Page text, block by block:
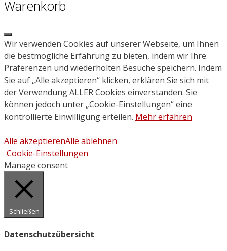
Warenkorb
Close
Wir verwenden Cookies auf unserer Webseite, um Ihnen
die bestmögliche Erfahrung zu bieten, indem wir Ihre
Präferenzen und wiederholten Besuche speichern. Indem
Sie auf „Alle akzeptieren“ klicken, erklären Sie sich mit
der Verwendung ALLER Cookies einverstanden. Sie
können jedoch unter „Cookie-Einstellungen“ eine
kontrollierte Einwilligung erteilen. Mehr erfahren
Alle akzeptierenAlle ablehnen
Cookie-Einstellungen
Manage consent
Schließen
Datenschutzübersicht